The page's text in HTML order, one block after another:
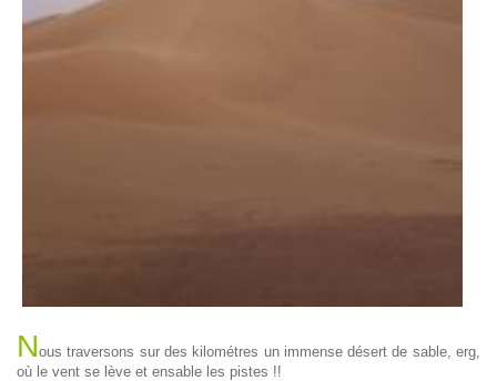
Nous traversons sur des kilométres un immense désert de sable, erg,
où le vent se lève et ensable les pistes !!